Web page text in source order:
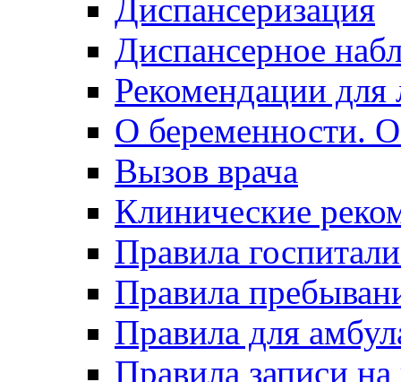
Диспансеризация
Диспансерное
Рекомендации для
О беременности.
Вызов врача
Клинические
Правила
Правила
Правила для
Правила записи